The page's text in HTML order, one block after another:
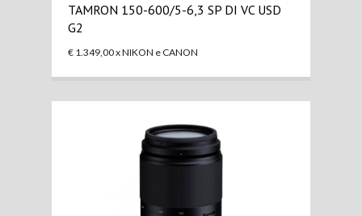
TAMRON 150-600/5-6,3 SP DI VC USD
G2
€ 1.349,00 x NIKON e CANON